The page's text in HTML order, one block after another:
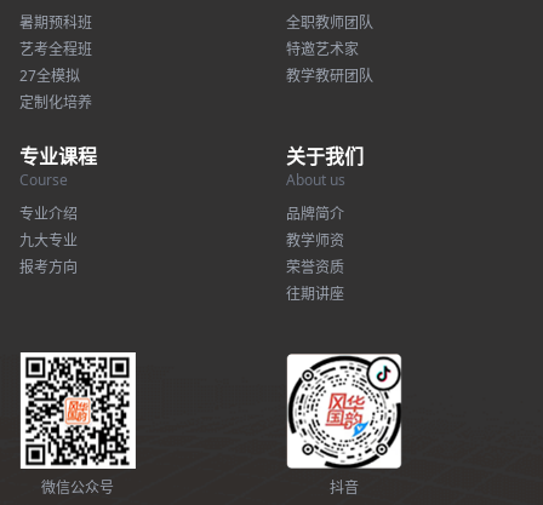
暑期预科班
艺考全程班
27全模拟
定制化培养
全职教师团队
特邀艺术家
教学教研团队
专业课程
Course
专业介绍
九大专业
报考方向
关于我们
About us
品牌简介
教学师资
荣誉资质
往期讲座
微信公众号 抖音